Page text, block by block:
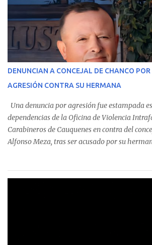
custodian fondos públicos— efectuaron
monto total de $116.075.918 entre enero de
En el detalle regional, se indica que en la
identificó a cuatro funcionarios involucrados
operaciones. Asimismo, se precisa que uno de
corresponde a un funcionario de la
detectaron incumplimientos a la normativa
precisa que la mayor cantidad de dinero
Talca, donde...
DENUNCIAN A CONCEJAL DE CHANCO
AGRESIÓN CONTRA SU HERMANA
Una denuncia por agresión fue estampada
dependencias de la Oficina de Violencia
Carabineros de Cauquenes en contra del
Alfonso Meza, tras ser acusado por su
relató que los hechos ocurrieron cerca de las